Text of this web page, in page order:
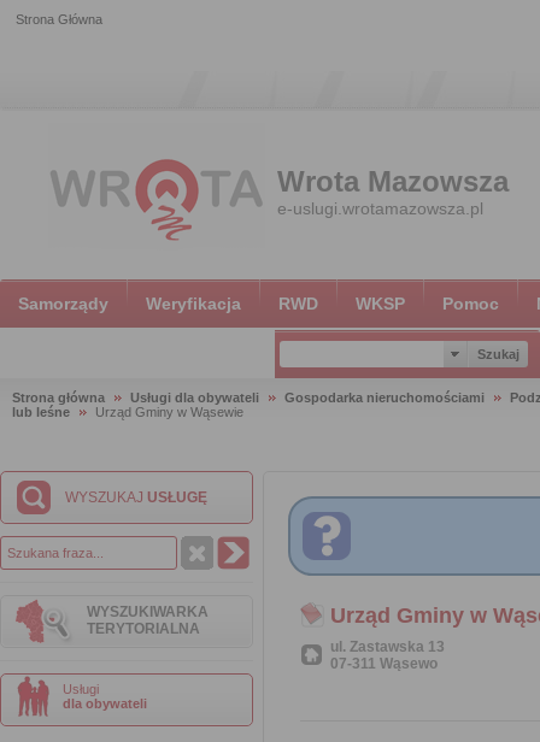
Strona Główna
Wrota Mazowsza
e-uslugi.wrotamazowsza.pl
Samorządy Weryfikacja RWD WKSP Pomoc
Strona główna Usługi dla obywateli Gospodarka nieruchomościami
lub leśne
Urząd Gminy w Wąsewie
WYSZUKAJ USŁUGĘ
WYSZUKIWARKA
TERYTORIALNA
Usługi
dla obywateli
Urząd Gminy w
ul. Zastawska 13
07-311 Wąsewo